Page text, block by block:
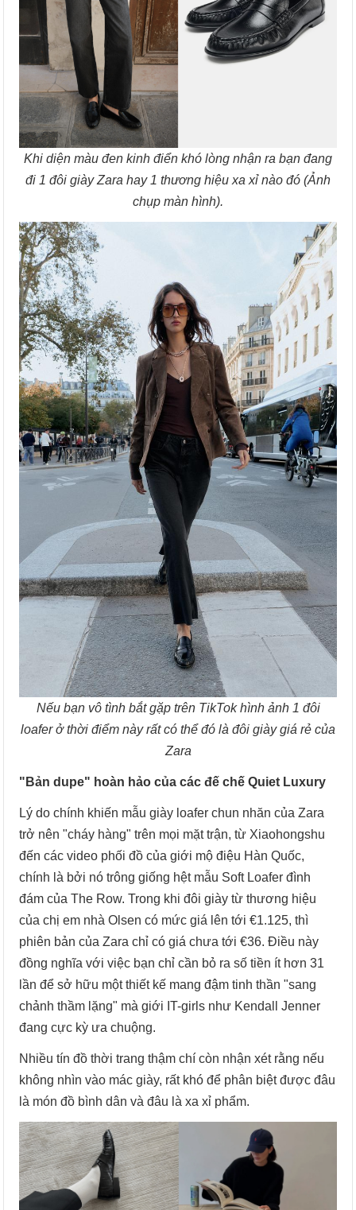
Khi diện màu đen kinh điển khó lòng nhận ra bạn đang
đi 1 đôi giày Zara hay 1 thương hiệu xa xỉ nào đó (Ảnh
chụp màn hình).
Nếu bạn vô tình bắt gặp trên TikTok hình ảnh 1 đôi
loafer ở thời điểm này rất có thể đó là đôi giày giá rẻ của
Zara
"Bản dupe" hoàn hảo của các đế chế Quiet Luxury
Lý do chính khiến mẫu giày loafer chun nhăn của Zara
trở nên "cháy hàng" trên mọi mặt trận, từ Xiaohongshu
đến các video phối đồ của giới mộ điệu Hàn Quốc,
chính là bởi nó trông giống hệt mẫu Soft Loafer đình
đám của The Row. Trong khi đôi giày từ thương hiệu
của chị em nhà Olsen có mức giá lên tới €1.125, thì
phiên bản của Zara chỉ có giá chưa tới €36. Điều này
đồng nghĩa với việc bạn chỉ cần bỏ ra số tiền ít hơn 31
lần để sở hữu một thiết kế mang đậm tinh thần "sang
chảnh thầm lặng" mà giới IT-girls như Kendall Jenner
đang cực kỳ ưa chuộng.
Nhiều tín đồ thời trang thậm chí còn nhận xét rằng nếu
không nhìn vào mác giày, rất khó để phân biệt được đâu
là món đồ bình dân và đâu là xa xỉ phẩm.